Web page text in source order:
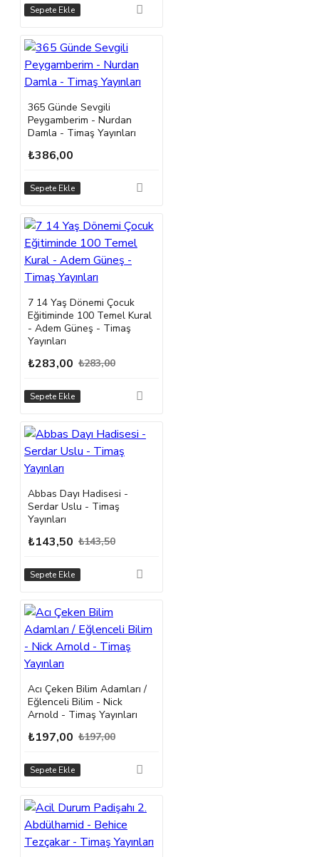
Sepete Ekle
365 Günde Sevgili
Peygamberim - Nurdan
Damla - Timaş Yayınları
₺386,00
Sepete Ekle
7 14 Yaş Dönemi Çocuk
Eğitiminde 100 Temel Kural
- Adem Güneş - Timaş
Yayınları
₺283,00 ₺283,00
Sepete Ekle
Abbas Dayı Hadisesi -
Serdar Uslu - Timaş
Yayınları
₺143,50 ₺143,50
Sepete Ekle
Acı Çeken Bilim Adamları /
Eğlenceli Bilim - Nick
Arnold - Timaş Yayınları
₺197,00 ₺197,00
Sepete Ekle